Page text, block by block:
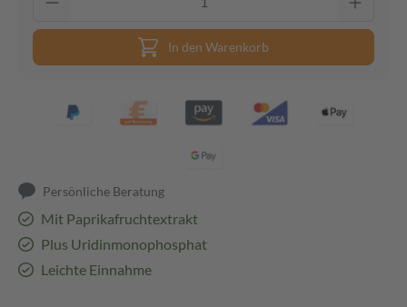
In den Warenkorb
Persönliche Beratung
Mit Paprikafruchtextrakt
Plus Uridinmonophosphat
Leichte Einnahme